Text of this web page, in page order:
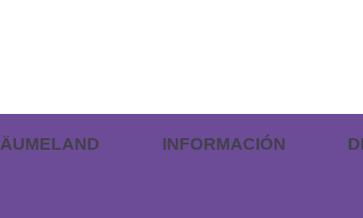
INFORMACIÓN